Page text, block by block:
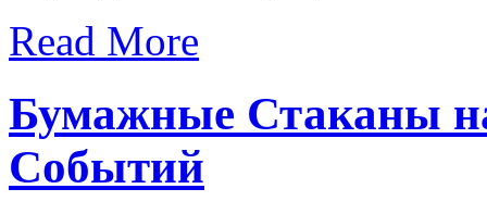
Read More
Бумажные Стаканы
Событий